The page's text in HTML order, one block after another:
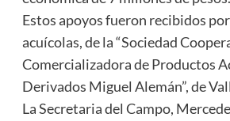
Estos apoyos fueron recibidos
acuícolas, de la “Sociedad
Comercializadora de Productos
Derivados Miguel Alemán”, de
La Secretaria del Campo,